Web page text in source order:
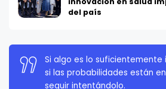
del país
La persistencia es muy
rendirte a menos que estés